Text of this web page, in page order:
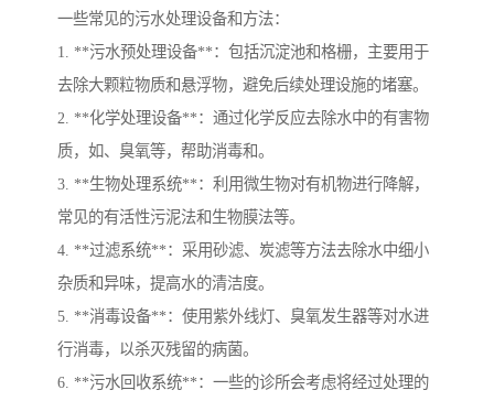
一些常见的污水处理设备和方法：
1. **污水预处理设备**：包括沉淀池和格栅，主要用于
去除大颗粒物质和悬浮物，避免后续处理设施的堵塞。
2. **化学处理设备**：通过化学反应去除水中的有害物
质，如、臭氧等，帮助消毒和。
3. **生物处理系统**：利用微生物对有机物进行降解，
常见的有活性污泥法和生物膜法等。
4. **过滤系统**：采用砂滤、炭滤等方法去除水中细小
杂质和异味，提高水的清洁度。
5. **消毒设备**：使用紫外线灯、臭氧发生器等对水进
行消毒，以杀灭残留的病菌。
6. **污水回收系统**：一些的诊所会考虑将经过处理的